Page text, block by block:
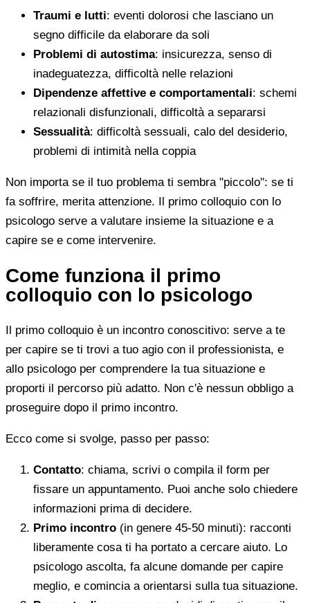
Traumi e lutti: eventi dolorosi che lasciano un
segno difficile da elaborare da soli
Problemi di autostima: insicurezza, senso di
inadeguatezza, difficoltà nelle relazioni
Dipendenze affettive e comportamentali: schemi
relazionali disfunzionali, difficoltà a separarsi
Sessualità: difficoltà sessuali, calo del desiderio,
problemi di intimità nella coppia
Non importa se il tuo problema ti sembra "piccolo": se ti
fa soffrire, merita attenzione. Il primo colloquio con lo
psicologo serve a valutare insieme la situazione e a
capire se e come intervenire.
Come funziona il primo
colloquio con lo psicologo
Il primo colloquio è un incontro conoscitivo: serve a te
per capire se ti trovi a tuo agio con il professionista, e
allo psicologo per comprendere la tua situazione e
proporti il percorso più adatto. Non c'è nessun obbligo a
proseguire dopo il primo incontro.
Ecco come si svolge, passo per passo:
Contatto: chiama, scrivi o compila il form per
fissare un appuntamento. Puoi anche solo chiedere
informazioni prima di decidere.
Primo incontro (in genere 45-50 minuti): racconti
liberamente cosa ti ha portato a cercare aiuto. Lo
psicologo ascolta, fa alcune domande per capire
meglio, e comincia a orientarsi sulla tua situazione.